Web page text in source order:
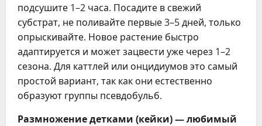
подсушите 1–2 часа. Посадите в свежий
субстрат, не поливайте первые 3–5 дней, только
опрыскивайте. Новое растение быстро
адаптируется и может зацвести уже через 1–2
сезона. Для каттлей или онцидиумов это самый
простой вариант, так как они естественно
образуют группы псевдобульб.
Размножение детками (кейки) — любимый